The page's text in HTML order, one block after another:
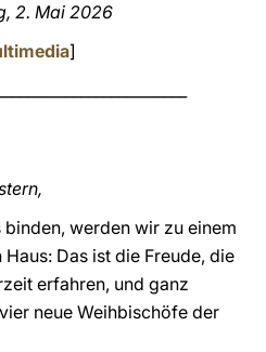
2. Mai 2026
]
werden wir zu einem
Das ist die Freude, die
erfahren, und ganz
neue Weihbischöfe der